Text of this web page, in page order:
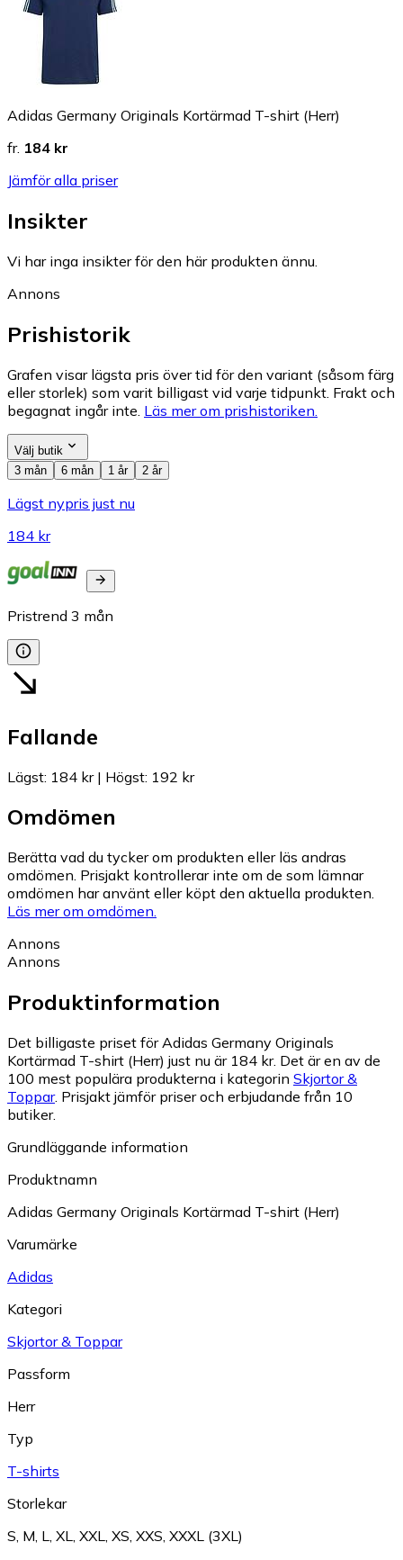
Adidas Germany Originals Kortärmad T-shirt (Herr)
fr. 184 kr
Jämför alla priser
Insikter
Vi har inga insikter för den här produkten ännu.
Annons
Prishistorik
Grafen visar lägsta pris över tid för den variant (såsom färg
eller storlek) som varit billigast vid varje tidpunkt. Frakt och
begagnat ingår inte. Läs mer om prishistoriken.
Välj butik
3 mån
6 mån 1 år 2 år
Lägst nypris just nu
184 kr
Pristrend 3 mån
Fallande
Lägst: 184 kr| Högst: 192 kr
Omdömen
Berätta vad du tycker om produkten eller läs andras
omdömen. Prisjakt kontrollerar inte om de som lämnar
omdömen har använt eller köpt den aktuella produkten.
Läs mer om omdömen.
Annons
Annons
Produktinformation
Det billigaste priset för Adidas Germany Originals
Kortärmad T-shirt (Herr) just nu är 184 kr. Det är en av de
100 mest populära produkterna i kategorin Skjortor &
Toppar. Prisjakt jämför priser och erbjudande från 10
butiker.
Grundläggande information
Produktnamn
Adidas Germany Originals Kortärmad T-shirt (Herr)
Varumärke
Adidas
Kategori
Skjortor & Toppar
Passform
Herr
Typ
T-shirts
Storlekar
S, M, L, XL, XXL, XS, XXS, XXXL (3XL)